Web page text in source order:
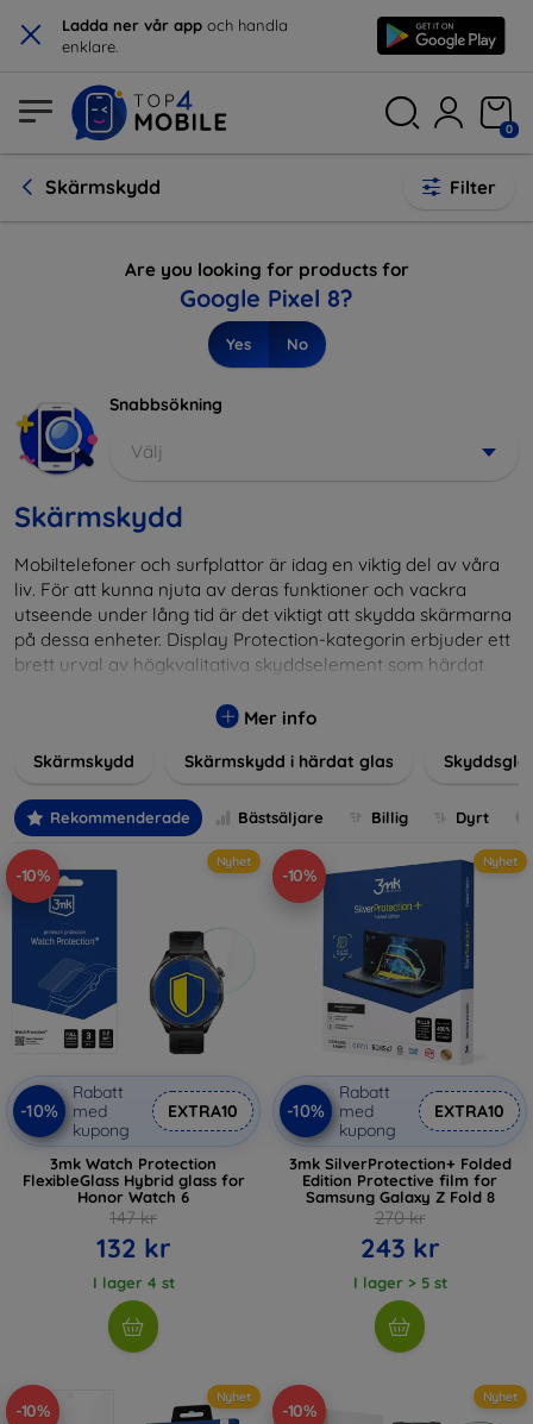
× Ladda ner vår app och handla
enklare.
0
Skärmskydd Filter
Are you looking for products for
Google Pixel 8?
Yes No
Snabbsökning
Välj
Skärmskydd
Mobiltelefoner och surfplattor är idag en viktig del av våra
liv. För att kunna njuta av deras funktioner och vackra
utseende under lång tid är det viktigt att skydda skärmarna
på dessa enheter. Display Protection-kategorin erbjuder ett
brett urval av högkvalitativa skyddselement som härdat
säkerhet och förlänger skärmarnas livslängd. Härdat glas
mindre skador samtidigt som de minimerar fingeravtryck.
vardagens fallgropar. Vårt sortiment omfattar produkter
som är kompatibla med en mängd olika märken och
modeller, vilket säkerställer att varje kund hittar det
perfekta skyddet för sin enhet.
Mer info
Skärmskydd Skärmskydd i härdat glas
Rekommenderade Bästsäljare Billig Dyrt
-10%
Nyhet
-10%
Rabatt
med
kupong
EXTRA10
3mk Watch Protection
FlexibleGlass Hybrid glass for
Honor Watch 6
147 kr
132 kr
I lager 4 st
-10%
Nyhet
-10%
Rabatt
med
kupong
EXTRA10
3mk SilverProtection+ Folded
Edition Protective film for
Samsung Galaxy Z Fold 8
270 kr
243 kr
I lager > 5 st
-10%
Nyhet
-10%
Nyhet